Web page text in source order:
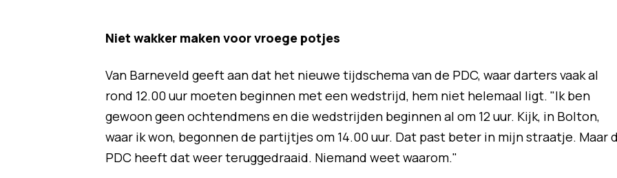
Niet wakker maken voor vroege potjes
Van Barneveld geeft aan dat het nieuwe tijdschema van de PDC, waar darters vaak al
rond 12.00 uur moeten beginnen met een wedstrijd, hem niet helemaal ligt. "Ik ben
gewoon geen ochtendmens en die wedstrijden beginnen al om 12 uur. Kijk, in Bolton,
waar ik won, begonnen de partijtjes om 14.00 uur. Dat past beter in mijn straatje. Maar
PDC heeft dat weer teruggedraaid. Niemand weet waarom."